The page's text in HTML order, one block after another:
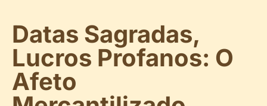
Datas Sagradas,
Lucros Profanos: O
Afeto